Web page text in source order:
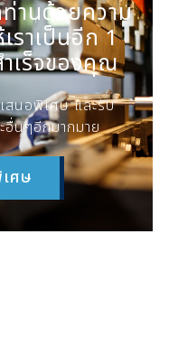
านด้วยความ
ราเป็นอีก 1
เร็จของคุณ
นอพิเศษ และรับ
อื่นๆอีกมากมาย
ศษ